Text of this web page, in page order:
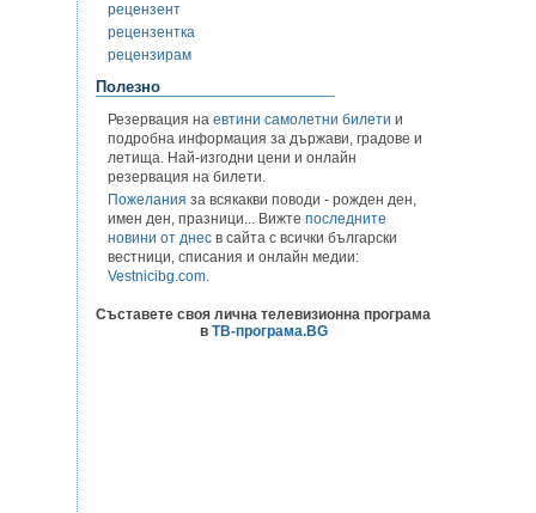
рецензент
рецензентка
рецензирам
Полезно
Резервация на евтини самолетни билети и
подробна информация за държави, градове и
летища. Най-изгодни цени и онлайн
резервация на билети.
Пожелания за всякакви поводи - рожден ден,
имен ден, празници... Вижте последните
новини от днес в сайта с всички български
вестници, списания и онлайн медии:
Vestnicibg.com.
Съставете своя лична телевизионна програма
в ТВ-програма.BG